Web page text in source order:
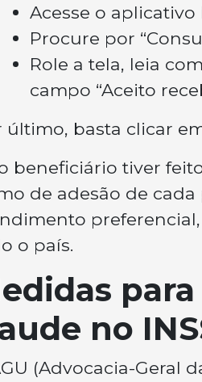
Acesse o aplicativo
Procure por
Role a tela, leia
campo “Aceito
último, basta clicar
beneficiário tiver
de adesão de
o país.
no
(Advocacia-Geral